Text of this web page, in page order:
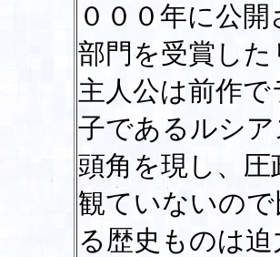
０００年に公
部門を受賞し
主人公は前作
子であるルシ
頭角を現し、
観ていないの
る歴史ものは